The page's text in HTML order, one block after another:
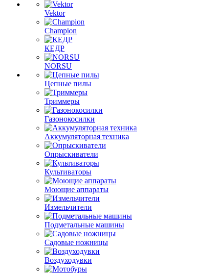
Vektor
Champion
КЕДР
NORSU
Цепные пилы
Триммеры
Газонокосилки
Аккумуляторная техника
Опрыскиватели
Культиваторы
Моющие аппараты
Измельчители
Подметальные машины
Садовые ножницы
Воздуходувки